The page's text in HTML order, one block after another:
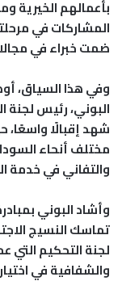
بأعمالهم الخيرية
المشاركات في
ضمت خبراء في
وفي هذا السياق،
البوني، رئيس لجنة
مختلف أنحاء
والتفاني في خدمة
وأشاد البوني
تماسك النسيج
لجنة التحكيم التي
والشفافية في